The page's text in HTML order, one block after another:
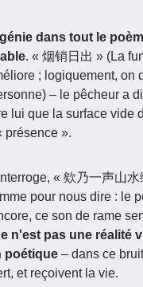
dans tout le
. « 烟销日出 » (La
; logiquement, on
– le pêcheur a
lui que la surface vide
présence ».
« 欸乃一声山
pour nous dire : le
ce son de rame
n'est pas une réalité
poétique – dans ce
et reçoivent la vie.